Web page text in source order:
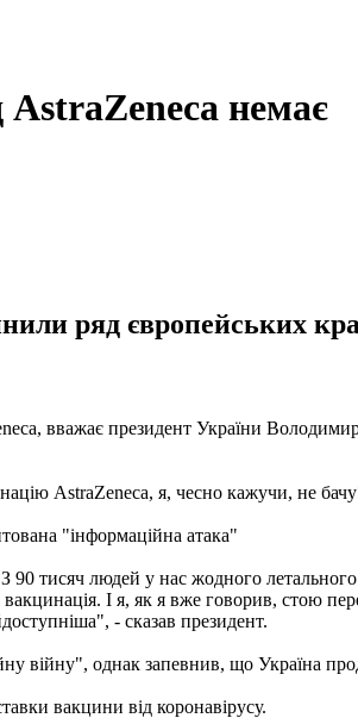
AstraZeneca немає
ряд європейських
вважає президент України
AstraZeneca, я, чесно кажучи, не
"інформаційна атака"
тисяч людей у ​​нас жодного
І я, як я вже говорив, стою
- сказав президент.
війну", однак запевнив, що Україна
вакцини від коронавірусу.